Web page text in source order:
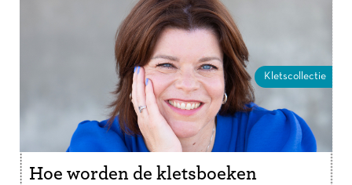
Kletscollectie
Hoe worden de kletsboeken